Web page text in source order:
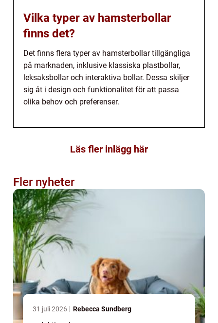
Vilka typer av hamsterbollar
finns det?
Det finns flera typer av hamsterbollar tillgängliga
på marknaden, inklusive klassiska plastbollar,
leksaksbollar och interaktiva bollar. Dessa skiljer
sig åt i design och funktionalitet för att passa
olika behov och preferenser.
Läs fler inlägg här
Fler nyheter
31 juli 2026 Rebecca Sundberg